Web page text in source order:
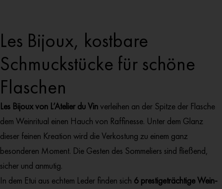
Les Bijoux, kostbare
Schmuckstücke für schöne
Flaschen
Les Bijoux von L’Atelier du Vinverleihen an der Spitze der Flasche
dem Weinritual einen Hauch von Raffinesse. Unter dem Glanz
dieser feinen Kreation wird die Verkostung zu einem ganz
besonderen Moment. Die Gesten des Sommeliers sind fließend,
sicher und anmutig.
In dem Etui aus echtem Leder finden sich 6 prestigeträchtige Wein-